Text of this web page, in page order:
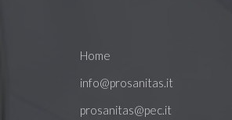
Home
info@prosanitas.it
prosanitas@pec.it